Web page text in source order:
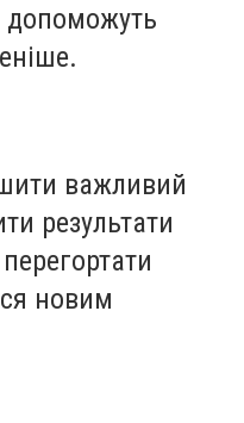
допоможуть
важливий
результати
новим